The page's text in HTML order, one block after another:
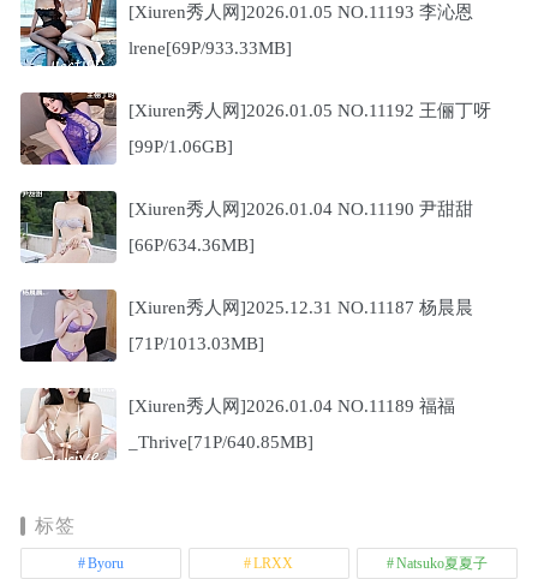
[Xiuren秀人网]2026.01.05 NO.11193 李沁恩
lrene[69P/933.33MB]
[Xiuren秀人网]2026.01.05 NO.11192 王俪丁呀
[99P/1.06GB]
[Xiuren秀人网]2026.01.04 NO.11190 尹甜甜
[66P/634.36MB]
[Xiuren秀人网]2025.12.31 NO.11187 杨晨晨
[71P/1013.03MB]
[Xiuren秀人网]2026.01.04 NO.11189 福福
_Thrive[71P/640.85MB]
标签
Byoru LRXX Natsuko夏夏子